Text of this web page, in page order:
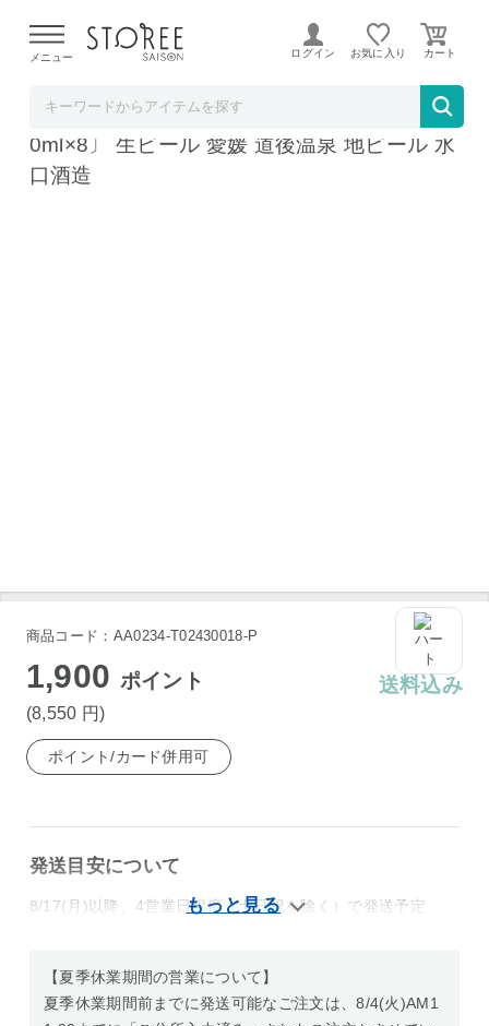
よる配送遅延が発生しております。
メニュー ログイン お気に入り
道後ビール ケルシュ 坊っちゃんビール 〔33
0ml×8〕 生ビール 愛媛 道後温泉 地ビール 水
口酒造
商品コード：AA0234-T02430018-P
1,900 ポイント
(8,550 円)
送料込み
ポイント/カード併用可
発送目安について
8/17(月)以降、4営業日程度（土日祝を除く）で発送予定
【夏季休業期間の営業について】
夏季休業期間前までに発送可能なご注文は、8/4(火)AM1